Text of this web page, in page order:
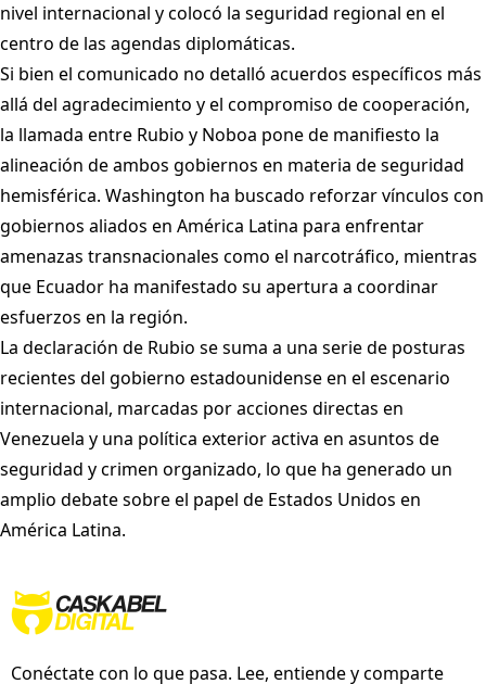
nivel internacional y colocó la seguridad regional en el
centro de las agendas diplomáticas.
Si bien el comunicado no detalló acuerdos específicos más
allá del agradecimiento y el compromiso de cooperación,
la llamada entre Rubio y Noboa pone de manifiesto la
alineación de ambos gobiernos en materia de seguridad
hemisférica. Washington ha buscado reforzar vínculos con
gobiernos aliados en América Latina para enfrentar
amenazas transnacionales como el narcotráfico, mientras
que Ecuador ha manifestado su apertura a coordinar
esfuerzos en la región.
La declaración de Rubio se suma a una serie de posturas
recientes del gobierno estadounidense en el escenario
internacional, marcadas por acciones directas en
Venezuela y una política exterior activa en asuntos de
seguridad y crimen organizado, lo que ha generado un
amplio debate sobre el papel de Estados Unidos en
América Latina.
Conéctate con lo que pasa. Lee, entiende y comparte